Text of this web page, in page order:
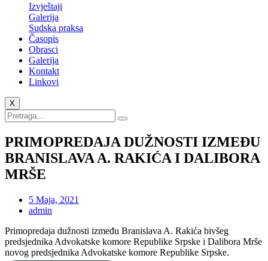
Izvještaji
Galerija
Sudska praksa
Časopis
Obrasci
Galerija
Kontakt
Linkovi
X
PRIMOPREDAJA DUŽNOSTI IZMEĐU
BRANISLAVA A. RAKIĆA I DALIBORA
MRŠE
5 Maja, 2021
admin
Primopredaja dužnosti između Branislava A. Rakića bivšeg
predsjednika Advokatske komore Republike Srpske i Dalibora Mrše
novog predsjednika Advokatske komore Republike Srpske.